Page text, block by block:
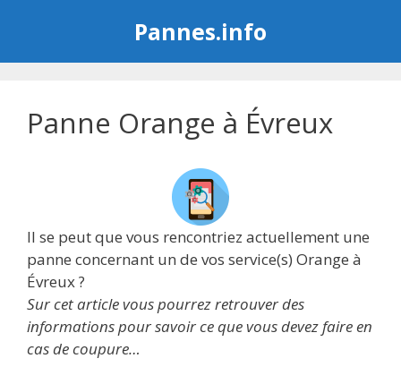
Pannes.info
Panne Orange à Évreux
Il se peut que vous rencontriez actuellement une
panne concernant un de vos service(s) Orange à
Évreux ?
Sur cet article vous pourrez retrouver des
informations pour savoir ce que vous devez faire en
cas de coupure…